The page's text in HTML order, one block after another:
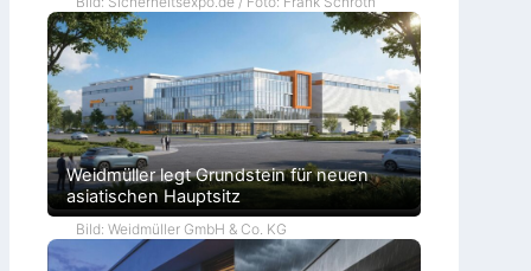
Weidmüller legt Grundstein für neuen
asiatischen Hauptsitz
Bild: Weidmüller GmbH & Co. KG